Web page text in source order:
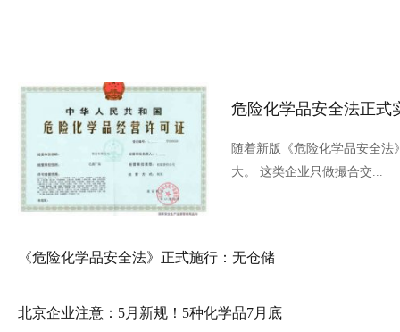
危险化学品安全法正式
随着新版《危险化学品安全
大。 这类企业只做撮合交...
《危险化学品安全法》正式施行：无仓储
北京企业注意：5月新规！5种化学品7月底